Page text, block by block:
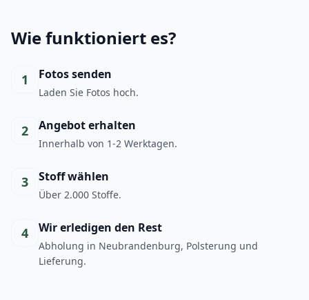
Wie funktioniert es?
1 Fotos senden
Laden Sie Fotos hoch.
2 Angebot erhalten
Innerhalb von 1-2 Werktagen.
3 Stoff wählen
Über 2.000 Stoffe.
4 Wir erledigen den Rest
Abholung in Neubrandenburg, Polsterung und
Lieferung.